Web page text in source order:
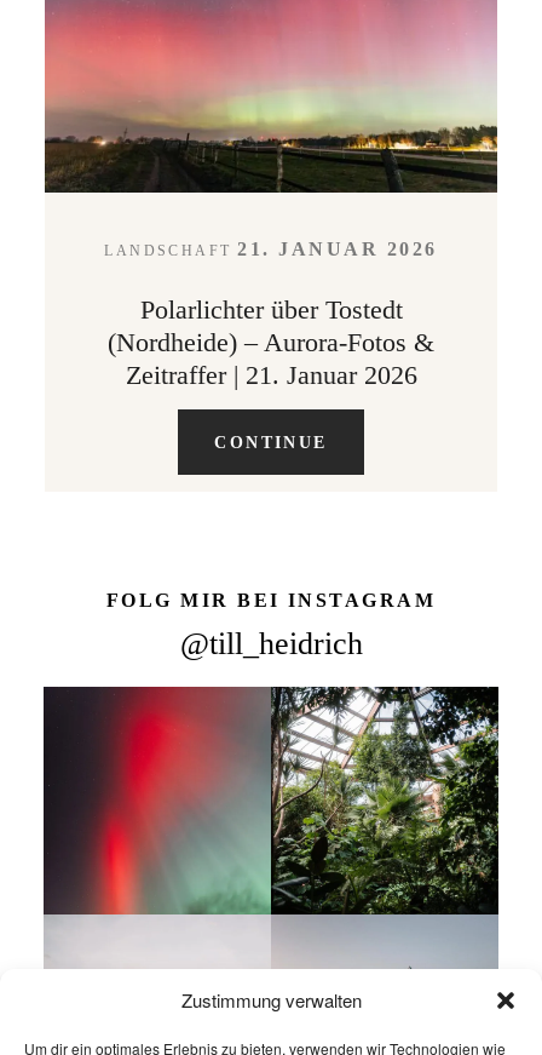
Zustimmung verwalten
Um dir ein optimales Erlebnis zu bieten, verwenden wir Technologien wie
KONTAKT
ABOUT
LANDSCHAFT 21. JANUAR 2026
Polarlichter über Tostedt
(Nordheide) – Aurora-Fotos &
Zeitraffer | 21. Januar 2026
CONTINUE
FOLG MIR BEI INSTAGRAM
@till_heidrich